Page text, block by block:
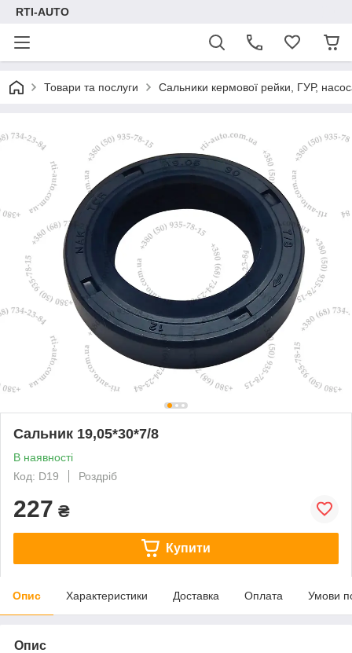
RTI-AUTO
Товари та послуги Сальники кермової рейки, ГУР,
Сальник 19,05*30*7/8
В наявності
Код: D19
Роздріб
227 ₴
Купити
Опис Характеристики Доставка Оплата Умови
Опис